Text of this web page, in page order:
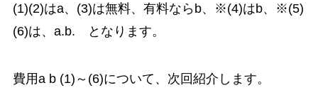
(1)(2)はa、(3)は無料、有料ならb、※(4)はb、※(5)
(6)は、a.b. となります。
費用a b (1)～(6)について、次回紹介します。